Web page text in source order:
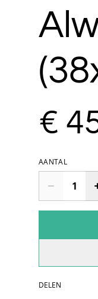
€
AANTAL
DELEN